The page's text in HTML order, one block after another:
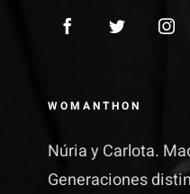
WOMANTHON
Núria y Carlota.
Generaciones